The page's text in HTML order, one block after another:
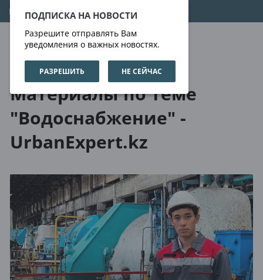
ПОДПИСКА НА НОВОСТИ
Разрешите отправлять Вам
уведомления о важных новостях.
РАЗРЕШИТЬ НЕ СЕЙЧАС
07.08.2026 08:54:02
О нас Метки
Материалы по теме
"Водоснабжение" -
UrbanExpert.kz